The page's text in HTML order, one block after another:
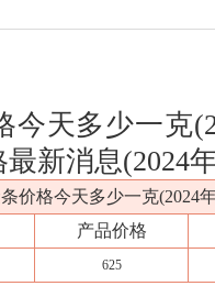
今天多少一克
新消息(2024
价格今天多少一克(2024
产品价格
625